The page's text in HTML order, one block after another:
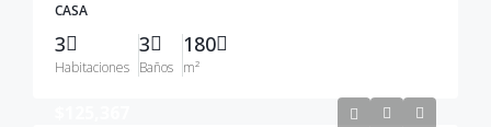
CASA
3
Habitaciones
3
Baños
180
m²